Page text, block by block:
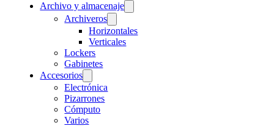
Archivo y almacenaje
Archiveros
Horizontales
Verticales
Lockers
Gabinetes
Accesorios
Electrónica
Pizarrones
Cómputo
Varios